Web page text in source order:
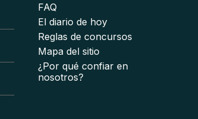
FAQ
El diario de hoy
Reglas de concursos
Mapa del sitio
¿Por qué confiar en
nosotros?